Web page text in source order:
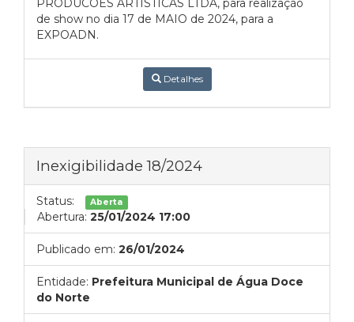
PRODUCOES ARTISTICAS LTDA, para realização
de show no dia 17 de MAIO de 2024, para a
EXPOADN.
Detalhes
Inexigibilidade 18/2024
Status: Aberta
Abertura: 25/01/2024 17:00
Publicado em: 26/01/2024
Entidade: Prefeitura Municipal de Água Doce
do Norte